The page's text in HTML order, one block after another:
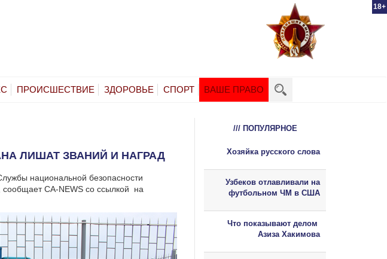
18+
ПРОИСШЕСТВИЕ ЗДОРОВЬЕ СПОРТ ВАШЕ ПРАВО
ЛИШАТ ЗВАНИЙ И НАГРАД
национальной безопасности
сообщает CA-NEWS со ссылкой на
/// ПОПУЛЯРНОЕ
Хозяйка русского слова
Узбеков отлавливали на
футбольном ЧМ в США
Что показывают делом
Азиза Хакимова